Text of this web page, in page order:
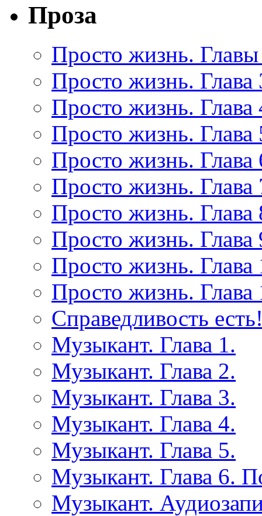
Проза
Просто жизнь.
Просто жизнь. Глава
Просто жизнь. Глава
Просто жизнь. Глава
Просто жизнь. Глава
Просто жизнь. Глава
Просто жизнь. Глава
Просто жизнь. Глава
Просто жизнь. Глава
Просто жизнь. Глава
Справедливость
Музыкант. Глава 1.
Музыкант. Глава 2.
Музыкант. Глава 3.
Музыкант. Глава 4.
Музыкант. Глава 5.
Музыкант. Глава 6.
Музыкант.